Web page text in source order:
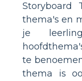
Storyboard
thema's en
je
te
thema is